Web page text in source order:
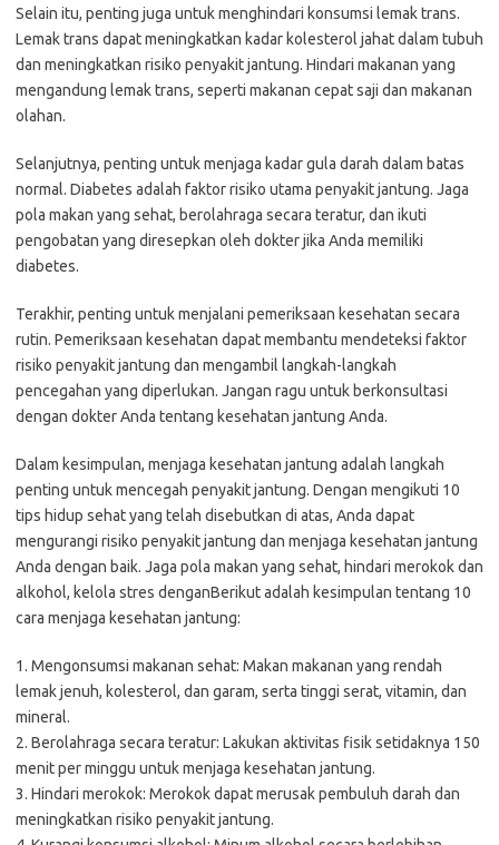
Selain itu, penting juga untuk menghindari konsumsi lemak trans.
Lemak trans dapat meningkatkan kadar kolesterol jahat dalam tubuh
dan meningkatkan risiko penyakit jantung. Hindari makanan yang
mengandung lemak trans, seperti makanan cepat saji dan makanan
olahan.
Selanjutnya, penting untuk menjaga kadar gula darah dalam batas
normal. Diabetes adalah faktor risiko utama penyakit jantung. Jaga
pola makan yang sehat, berolahraga secara teratur, dan ikuti
pengobatan yang diresepkan oleh dokter jika Anda memiliki
diabetes.
Terakhir, penting untuk menjalani pemeriksaan kesehatan secara
rutin. Pemeriksaan kesehatan dapat membantu mendeteksi faktor
risiko penyakit jantung dan mengambil langkah-langkah
pencegahan yang diperlukan. Jangan ragu untuk berkonsultasi
dengan dokter Anda tentang kesehatan jantung Anda.
Dalam kesimpulan, menjaga kesehatan jantung adalah langkah
penting untuk mencegah penyakit jantung. Dengan mengikuti 10
tips hidup sehat yang telah disebutkan di atas, Anda dapat
mengurangi risiko penyakit jantung dan menjaga kesehatan jantung
Anda dengan baik. Jaga pola makan yang sehat, hindari merokok dan
alkohol, kelola stres denganBerikut adalah kesimpulan tentang 10
cara menjaga kesehatan jantung:
1. Mengonsumsi makanan sehat: Makan makanan yang rendah
lemak jenuh, kolesterol, dan garam, serta tinggi serat, vitamin, dan
mineral.
2. Berolahraga secara teratur: Lakukan aktivitas fisik setidaknya 150
menit per minggu untuk menjaga kesehatan jantung.
3. Hindari merokok: Merokok dapat merusak pembuluh darah dan
meningkatkan risiko penyakit jantung.